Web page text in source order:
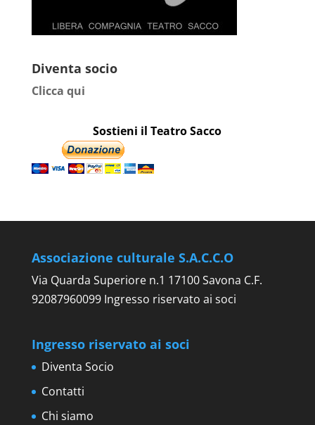
Diventa socio
Clicca qui
Sostieni il Teatro Sacco
Associazione culturale S.A.C.C.O
Via Quarda Superiore n.1 17100 Savona C.F.
92087960099 Ingresso riservato ai soci
Ingresso riservato ai soci
Diventa Socio
Contatti
Chi siamo